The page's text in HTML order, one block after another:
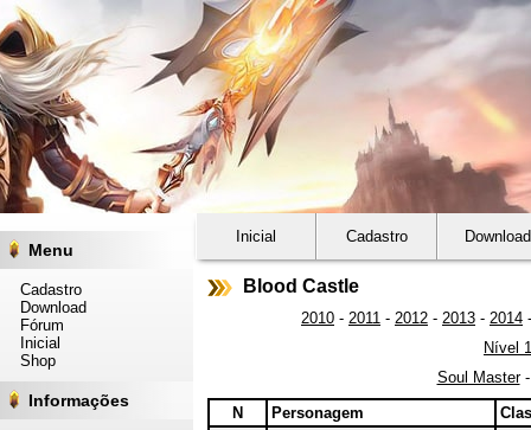
Menu
Cadastro
Download
Fórum
Inicial
Shop
Informações
Inicial Cadastro Download
Blood Castle
2010 - 2011 - 2012 - 2013 - 2014
Nível 1
Soul Master
N
Personagem